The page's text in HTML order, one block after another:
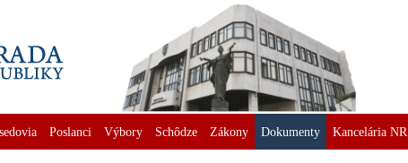
Poslanci Výbory Schôdze Zákony Dokumenty Kancelária